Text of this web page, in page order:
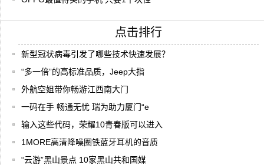
点击排行
新型冠状病毒引发了哪些技术快速发展？
“多一倍”的高标准品质，Jeep大指
外航空姐带你畅游江西南大门
一码在手 畅通无忧 瑞为助力厦门“e
输入这些代码，荣耀10青春版可以进入
1MORE高清降噪圈铁蓝牙耳机的音质
“云游”黑山景点 10家黑山共和国媒